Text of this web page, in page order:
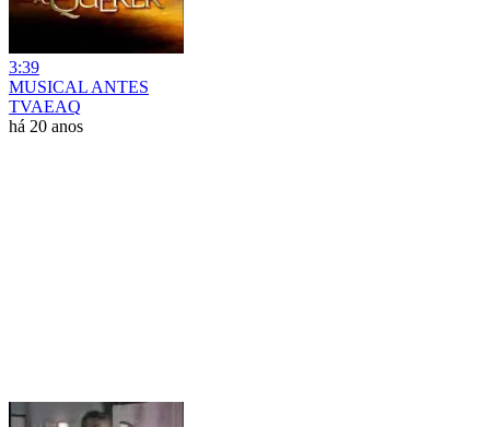
3:39
MUSICAL ANTES
TVAEAQ
há 20 anos